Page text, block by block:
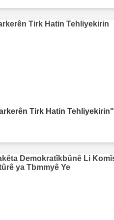
Tirk Hatin Tehliyekirin"